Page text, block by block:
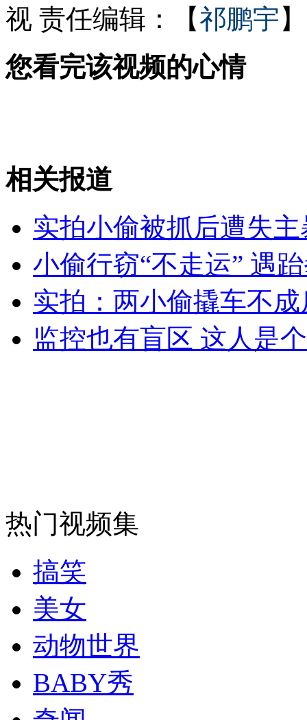
秦京输油管道破裂断正加紧抢修
女子直播自杀 网友无人报警
山西运城恶犬咬伤多人 警民合力深夜将其击毙
女孩北京地铁殴打老人 痛下狠手拳打脚踢
无痛分娩是否安全 医生回应
走！跟着总书记去植树
消防员救轻生者
视 责任编辑：【祁鹏宇 】
您看完该视频的心情
相关报道
实拍小偷被抓后遭失主
小偷行窃“不走运” 遇
实拍：两小偷撬车不
监控也有盲区 这人是
热门视频集
搞笑
美女
动物世界
BABY秀